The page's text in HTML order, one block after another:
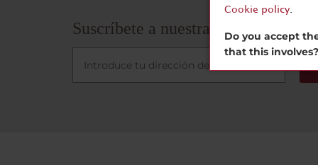
Suscríbete a nuestra newsletter
Cookie policy.
Do you accept
that this involves?